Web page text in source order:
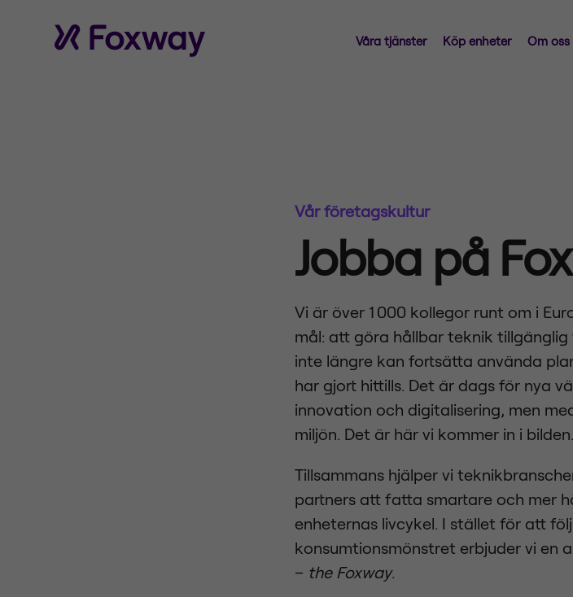
Våra tjänster Köp enheter Om oss
Vår företagskultur
Jobba på
Vi är över 1 000 kollegor runt om i
mål: att göra hållbar teknik
inte längre kan fortsätta använda
har gjort hittills. Det är dags för nya
innovation och digitalisering, men
miljön. Det är här vi kommer in i bilden.
Tillsammans hjälper vi
partners att fatta smartare och mer
enheternas livcykel. I stället för att
konsumtionsmönstret erbjuder vi en
– the Foxway.